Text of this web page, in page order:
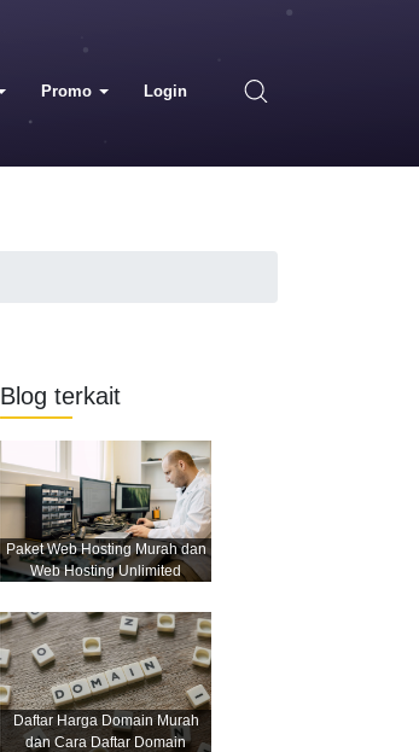
Promo Login
Blog terkait
Paket Web Hosting Murah dan
Web Hosting Unlimited
Daftar Harga Domain Murah
dan Cara Daftar Domain